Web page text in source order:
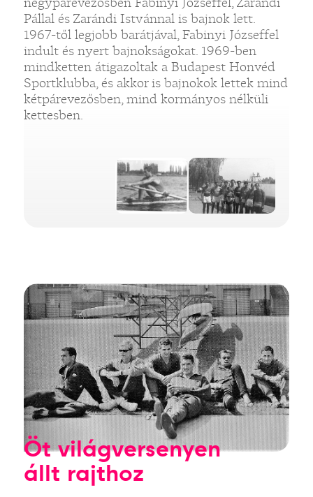
Pállal és Zarándi Istvánnal is bajnok lett.
1967-től legjobb barátjával, Fabinyi Józseffel
indult és nyert bajnokságokat. 1969-ben
mindketten átigazoltak a Budapest Honvéd
Sportklubba, és akkor is bajnokok lettek mind
kétpárevezősben, mind kormányos nélküli
kettesben.
Öt világversenyen
állt rajthoz